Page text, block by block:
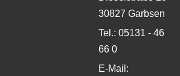
30827 Garbsen
Tel.: 05131 - 46
66 0
E-Mail: